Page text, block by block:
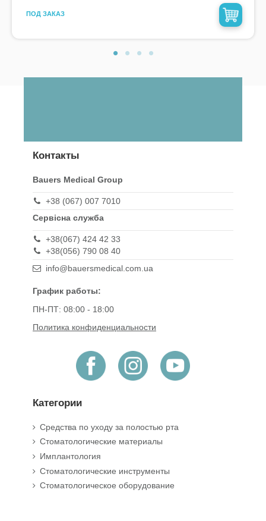
ПОД ЗАКАЗ
Контакты
Bauers Medical Group
+38 (067) 007 7010
Сервісна служба
+38(067) 424 42 33
+38(056) 790 08 40
info@bauersmedical.com.ua
График работы:
ПН-ПТ: 08:00 - 18:00
Политика конфиденциальности
Категории
Средства по уходу за полостью рта
Стоматологические материалы
Имплантология
Стоматологические инструменты
Стоматологическое оборудование